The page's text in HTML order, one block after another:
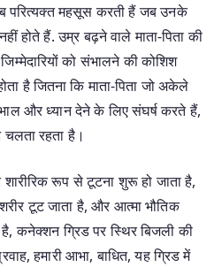
परित्यक्त महसूस करती हैं जब उनके
होते हैं. उम्र बढ़ने वाले माता-पिता की
को संभालने की कोशिश
है जितना कि माता-पिता जो अकेले
और ध्यान देने के लिए संघर्ष करते हैं,
रहता है।
रूप से टूटना शुरू हो जाता है,
टूट जाता है, और आत्मा भौतिक
कनेक्शन ग्रिड पर स्थिर बिजली की
हमारी आभा, बाधित, यह ग्रिड में